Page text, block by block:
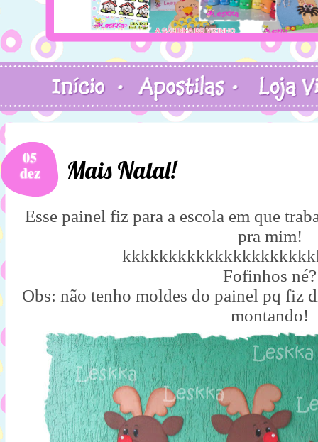
05
dez Mais Natal!
Esse painel fiz para a escola em que
pra mim!
Fofinhos né?
Obs: não tenho moldes do painel pq fiz
montando!